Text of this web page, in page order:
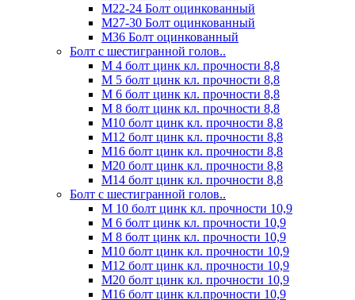
М22-24 Болт оцинкованный
М27-30 Болт оцинкованный
М36 Болт оцинкованный
Болт с шестигранной голов..
М 4 болт цинк кл. прочности 8,8
М 5 болт цинк кл. прочности 8,8
М 6 болт цинк кл. прочности 8,8
М 8 болт цинк кл. прочности 8,8
М10 болт цинк кл. прочности 8,8
М12 болт цинк кл. прочности 8,8
М16 болт цинк кл. прочности 8,8
М20 болт цинк кл. прочности 8,8
М14 болт цинк кл. прочности 8,8
Болт с шестигранной голов..
М 10 болт цинк кл. прочности 10,9
М 6 болт цинк кл. прочности 10,9
М 8 болт цинк кл. прочности 10,9
М10 болт цинк кл. прочности 10,9
М12 болт цинк кл. прочности 10,9
М20 болт цинк кл. прочности 10,9
М16 болт цинк кл.прочности 10,9